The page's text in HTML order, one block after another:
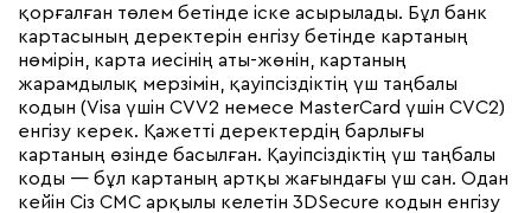
қорғалған төлем бетінде іске асырылады. Бұл банк
картасының деректерін енгізу бетінде картаның
нөмірін, карта иесінің аты-жөнін, картаның
жарамдылық мерзімін, қауіпсіздіктің үш таңбалы
кодын (Visa үшін CVV2 немесе MasterCard үшін CVC2)
енгізу керек. Қажетті деректердің барлығы
картаның өзінде басылған. Қауіпсіздіктің үш таңбалы
коды — бұл картаның артқы жағындағы үш сан. Одан
кейін Сіз СМС арқылы келетін 3DSecure кодын енгізу